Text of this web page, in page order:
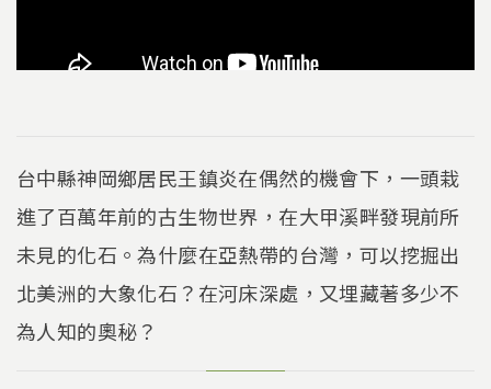
台中縣神岡鄉居民王鎮炎在偶然的機會下，一頭栽
進了百萬年前的古生物世界，在大甲溪畔發現前所
未見的化石。為什麼在亞熱帶的台灣，可以挖掘出
北美洲的大象化石？在河床深處，又埋藏著多少不
為人知的奧秘？